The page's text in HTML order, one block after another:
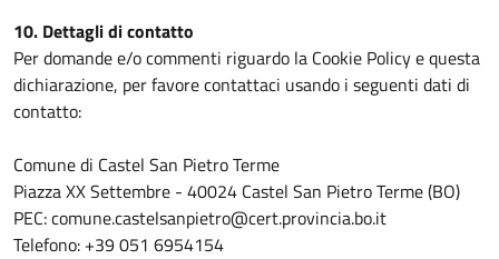
10. Dettagli di contatto
Per domande e/o commenti riguardo la Cookie Policy e questa
dichiarazione, per favore contattaci usando i seguenti dati di
contatto:
Comune di Castel San Pietro Terme
Piazza XX Settembre - 40024 Castel San Pietro Terme (BO)
PEC: comune.castelsanpietro@cert.provincia.bo.it
Telefono: +39 051 6954154